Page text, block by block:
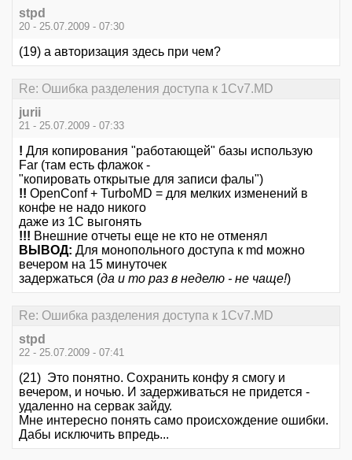
stpd
20 - 25.07.2009 - 07:30
(19) а авторизация здесь при чем?
Re: Ошибка разделения доступа к 1Cv7.MD
jurii
21 - 25.07.2009 - 07:33
! Для копирования "работающей" базы использую
Far (там есть флажок -
"копировать открытые для записи фалы")
!! OpenConf + TurboMD = для мелких изменений в
конфе не надо никого
даже из 1С выгонять
!!! Внешние отчеты еще не кто не отменял
ВЫВОД: Для монопольного доступа к md можно
вечером на 15 минуточек
задержаться (да и то раз в неделю - не чаще!)
Re: Ошибка разделения доступа к 1Cv7.MD
stpd
22 - 25.07.2009 - 07:41
(21) Это понятно. Сохранить конфу я смогу и
вечером, и ночью. И задерживаться не придется -
удаленно на сервак зайду.
Мне интересно понять само происхождение ошибки.
Дабы исключить впредь...